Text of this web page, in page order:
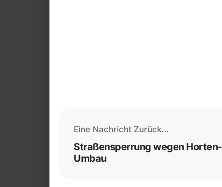
Eine Nachricht Zurück...
Straßensperrung wegen Horten-
Umbau